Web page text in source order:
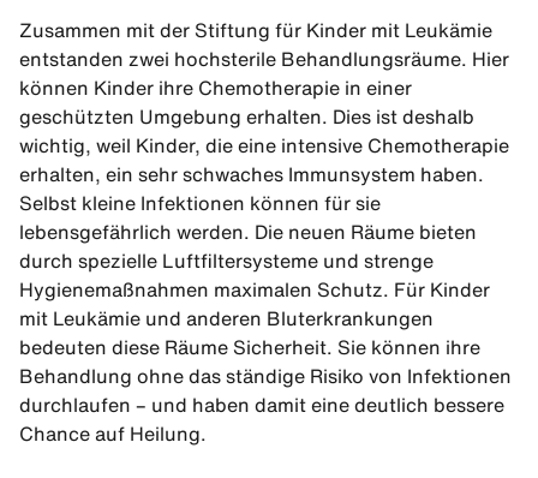
Zusammen mit der Stiftung für Kinder mit Leukämie
entstanden zwei hochsterile Behandlungsräume. Hier
können Kinder ihre Chemotherapie in einer
geschützten Umgebung erhalten. Dies ist deshalb
wichtig, weil Kinder, die eine intensive Chemotherapie
erhalten, ein sehr schwaches Immunsystem haben.
Selbst kleine Infektionen können für sie
lebensgefährlich werden. Die neuen Räume bieten
durch spezielle Luftfiltersysteme und strenge
Hygienemaßnahmen maximalen Schutz. Für Kinder
mit Leukämie und anderen Bluterkrankungen
bedeuten diese Räume Sicherheit. Sie können ihre
Behandlung ohne das ständige Risiko von Infektionen
durchlaufen – und haben damit eine deutlich bessere
Chance auf Heilung.